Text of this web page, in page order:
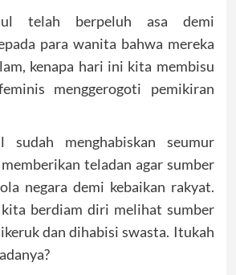
telah berpeluh asa demi
para wanita bahwa mereka
kenapa hari ini kita membisu
menggerogoti pemikiran
sudah menghabiskan seumur
teladan agar sumber
negara demi kebaikan rakyat.
berdiam diri melihat sumber
dan dihabisi swasta. Itukah